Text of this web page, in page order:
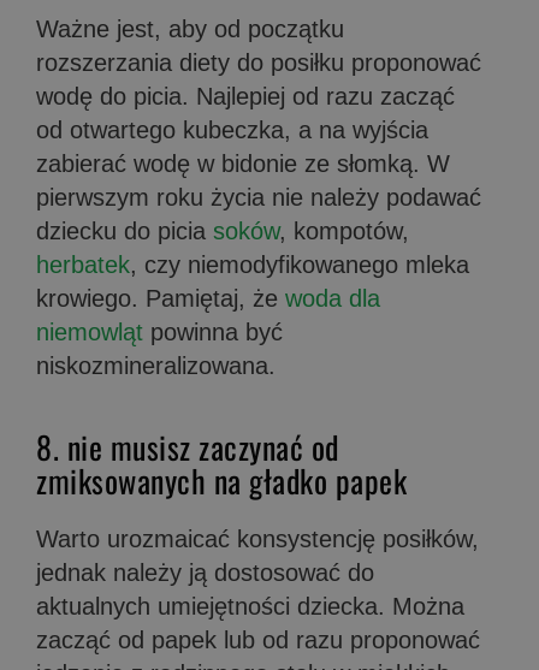
Ważne jest, aby od początku
rozszerzania diety do posiłku proponować
wodę do picia. Najlepiej od razu zacząć
od otwartego kubeczka, a na wyjścia
zabierać wodę w bidonie ze słomką. W
pierwszym roku życia nie należy podawać
dziecku do picia soków, kompotów,
herbatek, czy niemodyfikowanego mleka
krowiego. Pamiętaj, że woda dla
niemowląt powinna być
niskozmineralizowana.
8. nie musisz zaczynać od
zmiksowanych na gładko papek
Warto urozmaicać konsystencję posiłków,
jednak należy ją dostosować do
aktualnych umiejętności dziecka. Można
zacząć od papek lub od razu proponować